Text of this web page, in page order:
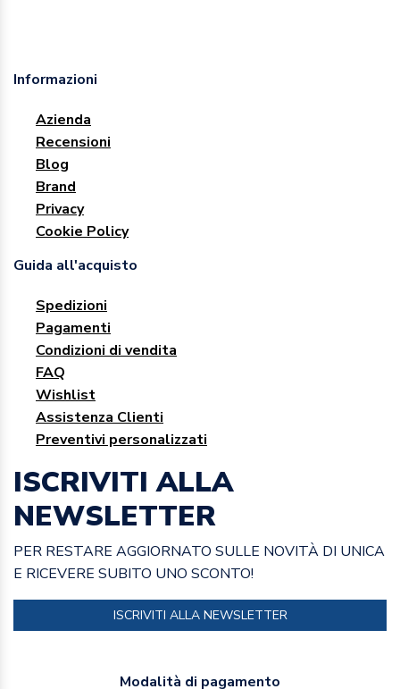
Informazioni
Azienda
Recensioni
Blog
Brand
Privacy
Cookie Policy
Guida all'acquisto
Spedizioni
Pagamenti
Condizioni di vendita
FAQ
Wishlist
Assistenza Clienti
Preventivi personalizzati
ISCRIVITI ALLA
NEWSLETTER
PER RESTARE AGGIORNATO SULLE NOVITÀ DI UNICA
E RICEVERE SUBITO UNO SCONTO!
ISCRIVITI ALLA NEWSLETTER
Modalità di pagamento